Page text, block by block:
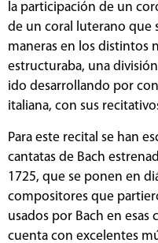
la participación de un
de un coral luterano que
maneras en los distintos
estructuraba, una
ido desarrollando por
italiana, con sus
Para este recital se han
cantatas de Bach
1725, que se ponen en
compositores que
usados por Bach en esas
cuenta con excelentes